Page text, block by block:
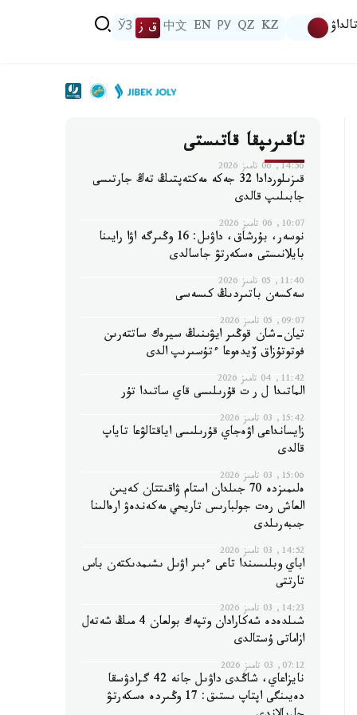
تالداۋ KZ
QZ
РУ
EN
中文 ق ز ЎЗ
تاقىرىپقا قاتىستى
14:56, 06 تامىز 2026
قىزىلوردادا 32 جەكە مەكتەپتىڭ تەڭ جارتىسى
جابىلىپ قالدى
10:07, 06 تامىز 2026
نوسەر، بۇرشاق، داۋىل: 16 وڭىرگە اۋا رايىنا
بايلانىستى ەسكەرتۋ جاسالدى
11:40, 05 تامىز 2026
سەكسەن باتىردىڭ كىسەسى
09:07, 05 تامىز 2026
تيان-شان قوڭىر ايۋىنىڭ سيرەك ساتتەرىن
فوتوتۇزاق ۆيدەوعا ءتۇسىرىپ الدى
11:42, 04 تامىز 2026
الماتىدا ل ر ت قۇرىلىسى قاي ساتىدا تۇر
15:42, 03 تامىز 2026
زايسانداعى اۋەجاي قۇرىلىسى اياقتالۋعا تاياپ
قالدى
15:06, 03 تامىز 2026
ەلىمىزدە 70 جىلدان استام ۋاقىتتان كەيىن
العاش رەت جولبارىس تاريحي مەكەندەۋ ارەالىنا
جىبەرىلدى
14:52, 03 تامىز 2026
اباي وبلىسىندا تاعى ءبىر اۋىل ىشىمدىكتەن باس
تارتتى
14:23, 03 تامىز 2026
شىلدەدە شەكارادان وتپەك بولعان 4 مىڭ شەتەل
ازاماتى ۇستالدى
07:12, 03 تامىز 2026
نايزاعاي، شاڭدى داۋىل جانە 42 گرادۋسقا
دەيىنگى اپتاپ ىستىق: 17 وڭىردە ەسكەرتۋ